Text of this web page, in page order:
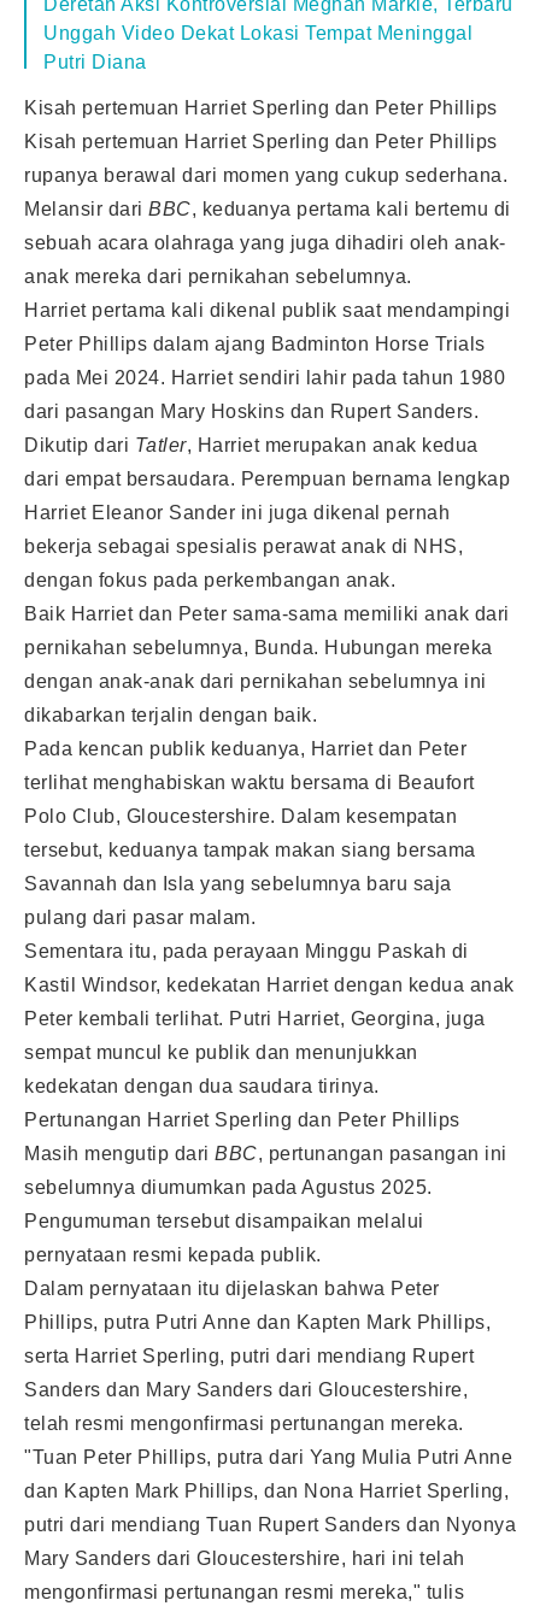
Unggah Video Dekat Lokasi Tempat Meninggal
Putri Diana
Kisah pertemuan Harriet Sperling dan Peter Phillips
Kisah pertemuan Harriet Sperling dan Peter Phillips
rupanya berawal dari momen yang cukup sederhana.
Melansir dari BBC, keduanya pertama kali bertemu di
sebuah acara olahraga yang juga dihadiri oleh anak-
anak mereka dari pernikahan sebelumnya.
Harriet pertama kali dikenal publik saat mendampingi
Peter Phillips dalam ajang Badminton Horse Trials
pada Mei 2024. Harriet sendiri lahir pada tahun 1980
dari pasangan Mary Hoskins dan Rupert Sanders.
Dikutip dari Tatler, Harriet merupakan anak kedua
dari empat bersaudara. Perempuan bernama lengkap
Harriet Eleanor Sander ini juga dikenal pernah
bekerja sebagai spesialis perawat anak di NHS,
dengan fokus pada perkembangan anak.
Baik Harriet dan Peter sama-sama memiliki anak dari
pernikahan sebelumnya, Bunda. Hubungan mereka
dengan anak-anak dari pernikahan sebelumnya ini
dikabarkan terjalin dengan baik.
Pada kencan publik keduanya, Harriet dan Peter
terlihat menghabiskan waktu bersama di Beaufort
Polo Club, Gloucestershire. Dalam kesempatan
tersebut, keduanya tampak makan siang bersama
Savannah dan Isla yang sebelumnya baru saja
pulang dari pasar malam.
Sementara itu, pada perayaan Minggu Paskah di
Kastil Windsor, kedekatan Harriet dengan kedua anak
Peter kembali terlihat. Putri Harriet, Georgina, juga
sempat muncul ke publik dan menunjukkan
kedekatan dengan dua saudara tirinya.
Pertunangan Harriet Sperling dan Peter Phillips
Masih mengutip dari BBC, pertunangan pasangan ini
sebelumnya diumumkan pada Agustus 2025.
Pengumuman tersebut disampaikan melalui
pernyataan resmi kepada publik.
Dalam pernyataan itu dijelaskan bahwa Peter
Phillips, putra Putri Anne dan Kapten Mark Phillips,
serta Harriet Sperling, putri dari mendiang Rupert
Sanders dan Mary Sanders dari Gloucestershire,
telah resmi mengonfirmasi pertunangan mereka.
"Tuan Peter Phillips, putra dari Yang Mulia Putri Anne
dan Kapten Mark Phillips, dan Nona Harriet Sperling,
putri dari mendiang Tuan Rupert Sanders dan Nyonya
Mary Sanders dari Gloucestershire, hari ini telah
mengonfirmasi pertunangan resmi mereka," tulis